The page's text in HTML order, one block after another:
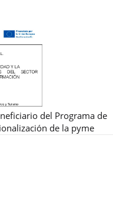
del Programa de
de la pyme